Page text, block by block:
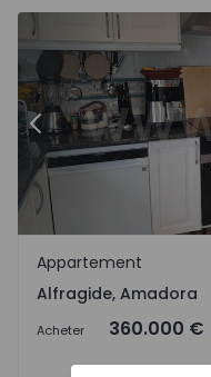
Appartement T3
Précédent
Alfragide, Amadora
Appartement
Alfragide, Amadora
Acheter 360.000 €